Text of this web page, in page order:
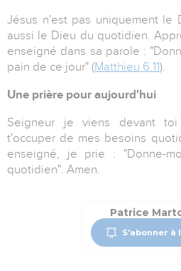
Jésus n'est pas uniquement le
aussi le Dieu du quotidien.
enseigné dans sa parole :
pain de ce jour" (Matthieu 6.11).
Une prière pour aujourd'hui
Seigneur je viens devant
t'occuper de mes besoins
enseigné, je prie : "Donne-
quotidien". Amen.
Patrice
S'abonner à